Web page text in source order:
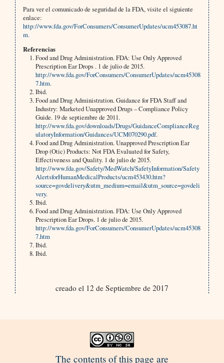
Para ver el comunicado de seguridad de la FDA, visite el siguiente
enlace:
http://www.fda.gov/ForConsumers/ConsumerUpdates/ucm453087.ht
m.
Referencias
Food and Drug Administration. FDA: Use Only Approved
Prescription Ear Drops . 1 de julio de 2015.
http://www.fda.gov/ForConsumers/ConsumerUpdates/ucm45308
7.htm.
Ibid.
Food and Drug Administration. Guidance for FDA Staff and
Industry: Marketed Unapproved Drugs – Compliance Policy
Guide. 19 de septiembre de 2011.
http://www.fda.gov/downloads/Drugs/GuidanceComplianceReg
ulatoryInformation/Guidances/UCM070290.pdf.
Food and Drug Administration. Unapproved Prescription Ear
Drop (Otic) Products: Not FDA Evaluated for Safety,
Effectiveness and Quality. 1 de julio de 2015.
http://www.fda.gov/Safety/MedWatch/SafetyInformation/Safety
AlertsforHumanMedicalProducts/ucm453430.htm?
source=govdelivery&utm_medium=email&utm_source=govdeli
very.
Ibid.
Food and Drug Administration. FDA: Use Only Approved
Prescription Ear Drops. 1 de julio de 2015.
http://www.fda.gov/ForConsumers/ConsumerUpdates/ucm45308
7.htm
Ibid.
Ibid.
creado el 12 de Septiembre de 2017
The contents of this page are